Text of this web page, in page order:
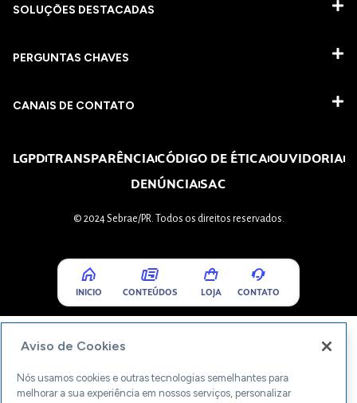
SOLUÇÕES DESTACADAS
PERGUNTAS CHAVES​
CANAIS DE CONTATO
LGPDTRANSPARÊNCIACÓDIGO DE ÉTICAOUVIDORIA
DENÚNCIASAC
© 2024 Sebrae/PR. Todos os direitos reservados.
INICIO CONTEÚDOS LOJA CONTATO
Aviso de Cookies
Nós usamos cookies e outras tecnologias semelhantes para
melhorar a sua experiência em nossos serviços, personalizar